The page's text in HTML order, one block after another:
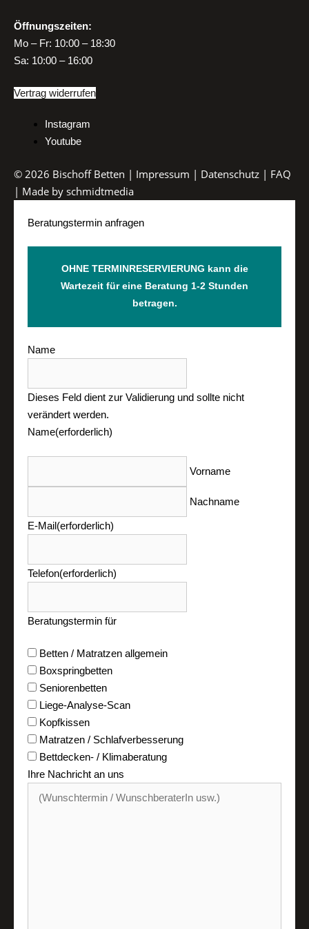
Öffnungszeiten:
Mo – Fr: 10:00 – 18:30
Sa: 10:00 – 16:00
Vertrag widerrufen
Instagram
Youtube
© 2026 Bischoff Betten | Impressum | Datenschutz | FAQ
| Made by schmidtmedia
Beratungstermin anfragen
OHNE TERMINRESERVIERUNG kann die
Wartezeit für eine Beratung 1-2 Stunden
betragen.
Name
Dieses Feld dient zur Validierung und sollte nicht
verändert werden.
Name(erforderlich)
Vorname
Nachname
E-Mail(erforderlich)
Telefon(erforderlich)
Beratungstermin für
Betten / Matratzen allgemein
Boxspringbetten
Seniorenbetten
Liege-Analyse-Scan
Kopfkissen
Matratzen / Schlafverbesserung
Bettdecken- / Klimaberatung
Ihre Nachricht an uns